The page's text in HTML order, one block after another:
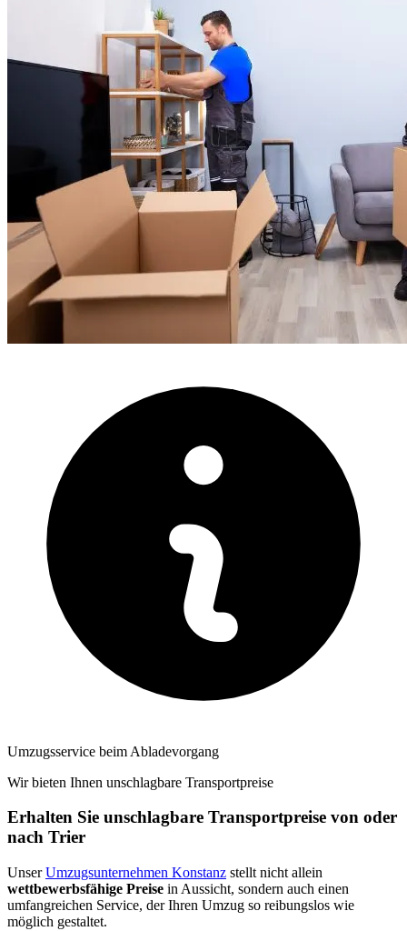
Umzugsservice beim Abladevorgang
Wir bieten Ihnen unschlagbare Transportpreise
Erhalten Sie unschlagbare Transportpreise von oder
nach Trier
UnserUmzugsunternehmen Konstanz stellt nicht allein
wettbewerbsfähige Preise in Aussicht, sondern auch einen
umfangreichen Service, der Ihren Umzug so reibungslos wie
möglich gestaltet.